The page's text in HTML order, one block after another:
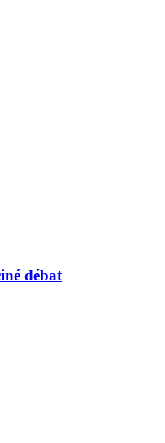
débat